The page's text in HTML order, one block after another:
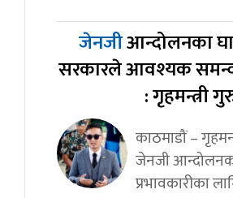
जेनजीआन्दोलनका
सरकारले आवश्यक
: गृहमन्त्री
काठमाडौं –
जेनजी
प्रभावकारीका